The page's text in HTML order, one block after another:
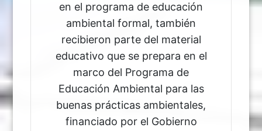
en el programa de educación
ambiental formal, también
recibieron parte del material
educativo que se prepara en el
marco del Programa de
Educación Ambiental para las
buenas prácticas ambientales,
financiado por el Gobierno